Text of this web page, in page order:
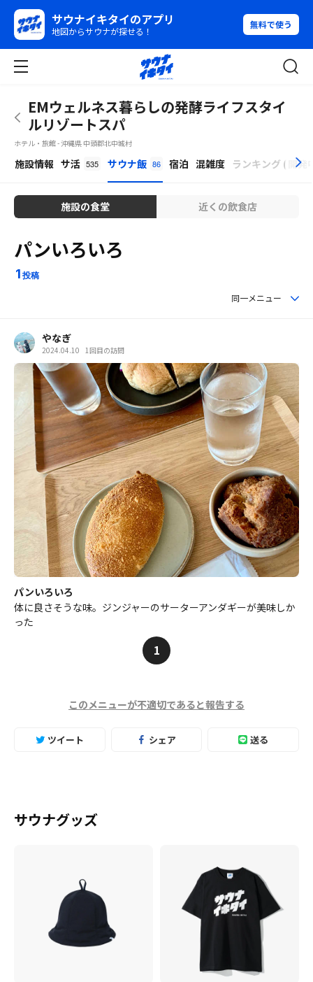
サウナイキタイのアプリ
地図からサウナが探せる！
無料で使う
EMウェルネス暮らしの発酵ライフスタイ
ルリゾートスパ
ホテル・旅館 - 沖縄県 中頭郡北中城村
施設情報 サ活 535 サウナ飯 86 宿泊 混雑度 ランキング ( 開発
施設の食堂 近くの飲食店
パンいろいろ
1 投稿
同一メニュー
やなぎ
2024.04.10 1回目の訪問
パンいろいろ
体に良さそうな味。ジンジャーのサーターアンダギーが美味しか
った
1
このメニューが不適切であると報告する
ツイート シェア 送る
サウナグッズ